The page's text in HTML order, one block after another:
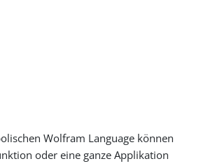
Wolfram Language können
oder eine ganze Applikation